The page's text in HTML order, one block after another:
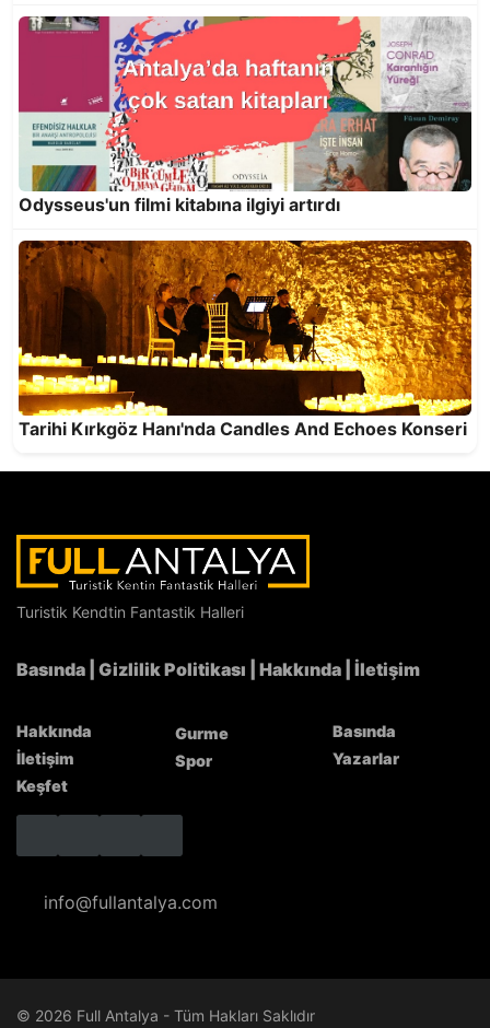
Antalya’da en çok okunan kitaplar… İlk sırada
Ahmet Telli’den “Veda Divanı” var
Antalya’nın Hizmet Kalitesi NATO Zirvesi’nde
Türkiye’yi Temsil Etti
Odysseus'un filmi kitabına ilgiyi artırdı
Tarihi Kırkgöz Hanı'nda Candles And Echoes Konseri
Turistik Kendtin Fantastik Halleri
Basında Gizlilik Politikası Hakkında İletişim
Hakkında
İletişim
Keşfet
Gurme
Spor
Basında
Yazarlar
info@fullantalya.com
© 2026 Full Antalya - Tüm Hakları Saklıdır